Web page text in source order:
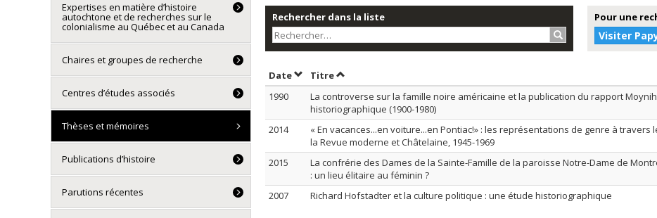
Rechercher dans la liste
Rechercher…
Pour une
Visiter
DateTrier par date en ordre croissant
TitreTrier par titre en ordre croissant
1990
La controverse sur la famille noire américaine et la publication du rapport
historiographique (1900-1980)
2014
« En vacances...en voiture...en Pontiac!» : les représentations de genre à travers
la Revue moderne et Châtelaine, 1945-1969
2015
La confrérie des Dames de la Sainte-Famille de la paroisse Notre-Dame de
: un lieu élitaire au féminin ?
2007 Richard Hofstadter et la culture politique : une étude historiographique
Expertises en matière d’histoire
autochtone et de recherches sur le
colonialisme au Québec et au Canada
Chaires et groupes de recherche
Centres d’études associés
Thèses et mémoires
Publications d’histoire
Parutions récentes